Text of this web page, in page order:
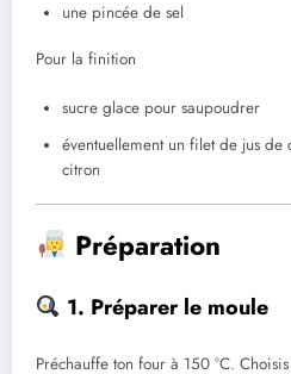
une pincée de sel
Pour la finition
sucre glace pour saupoudrer
éventuellement un filet de jus
citron
Préparation
1. Préparer le moule
Préchauffe ton four à 150 °C.